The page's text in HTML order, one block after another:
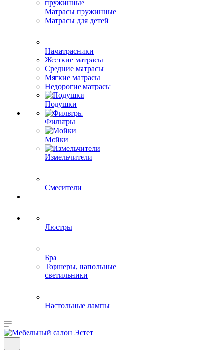
Матрасы пружинные
Матрасы для детей
Наматрасники
Жесткие матрасы
Средние матрасы
Мягкие матрасы
Недорогие матрасы
Подушки
Фильтры
Мойки
Измельчители
Смесители
Люстры
Бра
Торшеры, напольные
светильники
Настольные лампы